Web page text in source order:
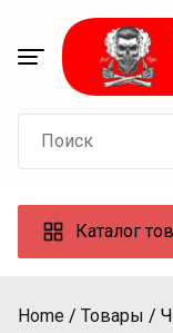
content
for:
Каталог
Home Товары